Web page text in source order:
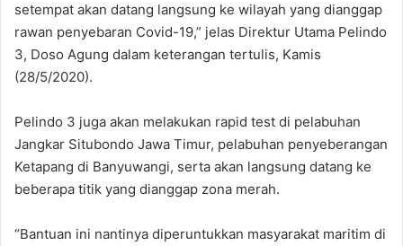
setempat akan datang langsung ke wilayah yang dianggap
rawan penyebaran Covid-19,” jelas Direktur Utama Pelindo
3, Doso Agung dalam keterangan tertulis, Kamis
(28/5/2020).
Pelindo 3 juga akan melakukan rapid test di pelabuhan
Jangkar Situbondo Jawa Timur, pelabuhan penyeberangan
Ketapang di Banyuwangi, serta akan langsung datang ke
beberapa titik yang dianggap zona merah.
“Bantuan ini nantinya diperuntukkan masyarakat maritim di